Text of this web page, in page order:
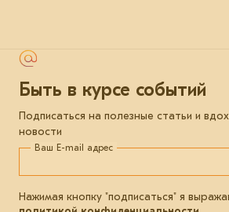
Быть в курсе событий
Подписаться на полезные статьи и
новости
Ваш E-mail адрес
Нажимая кнопку "подписаться" я